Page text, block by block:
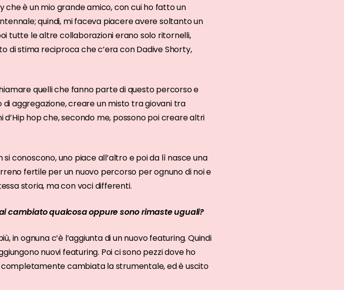
che è un mio grande amico, con cui ho fatto un
quindi, mi faceva piacere avere soltanto un
tutte le altre collaborazioni erano solo ritornelli,
di stima reciproca che c’era con Dadive Shorty,
quelli che fanno parte di questo percorso e
aggregazione, creare un misto tra giovani tra
hop che, secondo me, possono poi creare altri
conoscono, uno piace all’altro e poi da lì nasce una
fertile per un nuovo percorso per ognuno di noi e
storia, ma con voci differenti.
cambiato qualcosa oppure sono rimaste uguali?
in ognuna c’è l’aggiunta di un nuovo featuring. Quindi
nuovi featuring. Poi ci sono pezzi dove ho
cambiata la strumentale, ed è uscito